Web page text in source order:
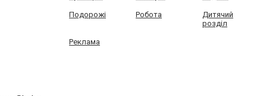
Подорожі Робота
Дитячий
розділ
Реклама